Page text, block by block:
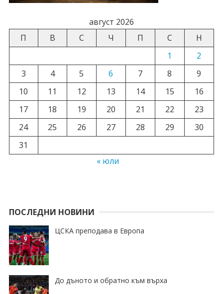
август 2026
П
В С Ч П С
Н
1
2
3
4 5 6 7 8
9
10
11 12 13 14 15
16
17
18 19 20 21 22
23
24
25 26 27 28 29
30
31
« юли
ПОСЛЕДНИ НОВИНИ
ЦСКА преподава в Европа
До дъното и обратно към върха